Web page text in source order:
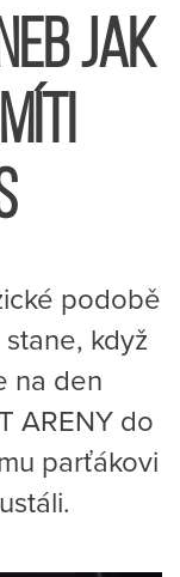
JAK
podobě
když
na den
ARENY do
parťákovi